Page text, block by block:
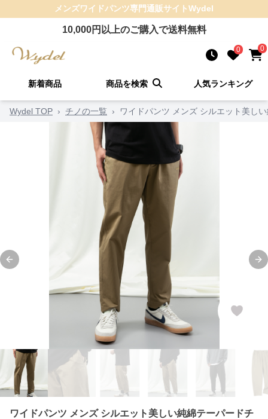
メンズワイドパンツ専門通販サイトWydel
10,000円以上のご購入で送料無料
0 0
新着商品 商品を検索 人気ランキング
Wydel TOP › チノの一覧 › ワイドパンツ メンズ シルエット美し
Previous slide
ワイドパンツ メンズ シルエット美しい純綿テーパードチ